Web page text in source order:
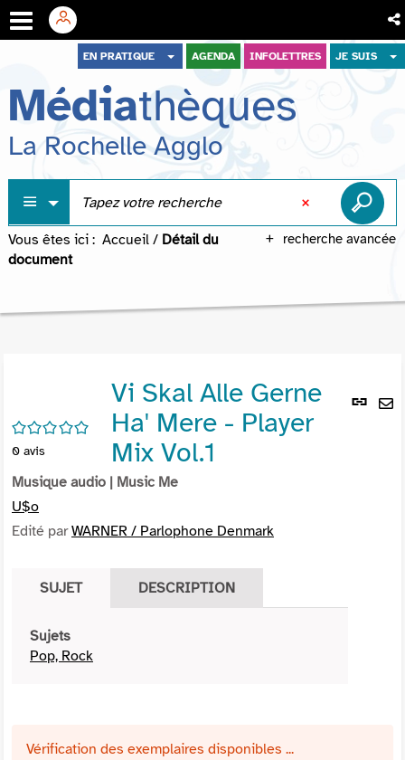
menu
contenu
recherche
EN PRATIQUE AGENDA INFOLETTRES JE SUIS
Médiathèques
La Rochelle Agglo
recherche avancée
Vous êtes ici : Accueil / Détail du
document
Lien
/5
0 avis
Vi Skal Alle Gerne
Ha' Mere - Player
Mix Vol.1
Musique audio | Music Me
U$o
Edité parWARNER / Parlophone Denmark
SUJET DESCRIPTION
Sujets
Pop, Rock
Vérification des exemplaires disponibles ...